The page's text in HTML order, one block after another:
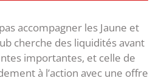
accompagner les Jaune et
cherche des liquidités avant
importantes, et celle de
à l’action avec une offre